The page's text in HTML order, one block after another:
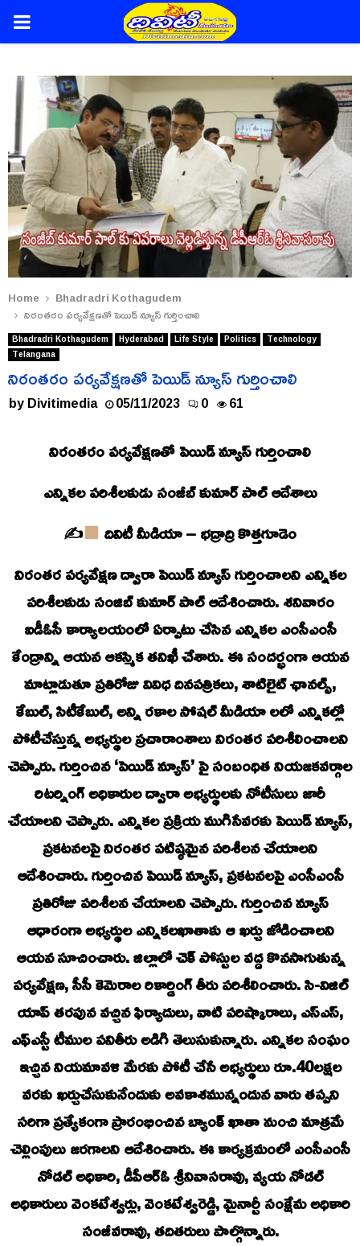
PRIMARY
Home
Bhadradri Kothagudem
నిరంతరం పర్యవేక్షణతో పెయిడ్ న్యూస్ గుర్తించాలి
Bhadradri Kothagudem Hyderabad Life Style Politics
Technology
Telangana
నిరంతరం పర్యవేక్షణతో పెయిడ్ న్యూస్ గుర్తించాలి
byDivitimedia 05/11/2023 0 61
నిరంతరం పర్యవేక్షణతో పెయిడ్ న్యూస్ గుర్తించాలి
ఎన్నికల పరిశీలకుడు సంజీబ్ కుమార్ పాల్ ఆదేశాలు
✍
దివిటీ మీడియా – భద్రాద్రి కొత్తగూడెం
నిరంతర పర్యవేక్షణ ద్వారా పెయిడ్ న్యూస్ గుర్తించాలని ఎన్నికల
పరిశీలకుడు సంజిబ్ కుమార్ పాల్ ఆదేశించారు. శనివారం
ఐడీఓసీ కార్యాలయంలో ఏర్పాటు చేసిన ఎన్నికల ఎంసీఎంసీ
కేంద్రాన్ని ఆయన ఆకస్మిక తనిఖీ చేశారు. ఈ సందర్భంగా ఆయన
మాట్లాడుతూ ప్రతిరోజు వివిధ దినపత్రికలు, శాటిలైట్ ఛానల్స్,
కేబుల్, సిటీకేబుల్, అన్ని రకాల సోషల్ మీడియా లలో ఎన్నికల్లో
పోటీచేస్తున్న అభ్యర్థుల ప్రచారాంశాలు నిరంతర పరిశీలించాలని
చెప్పారు. గుర్తించిన ‘పెయిడ్ న్యూస్’ పై సంబంధిత నియజకవర్గాల
రిటర్నింగ్ అధికారుల ద్వారా అభ్యర్థులకు నోటీసులు జారీ
చేయాలని చెప్పారు. ఎన్నికల ప్రక్రియ ముగిసేవరకు పెయిడ్ న్యూస్,
ప్రకటనలపై నిరంతర పటిష్ఠమైన పరిశీలన చేయాలని
ఆదేశించారు. గుర్తించిన పెయిడ్ న్యూస్, ప్రకటనలపై ఎంసీఎంసీ
ప్రతిరోజు పరిశీలన చేయాలని చెప్పారు. గుర్తించిన న్యూస్
ఆధారంగా అభ్యర్థుల ఎన్నికలఖాతాకు ఆ ఖర్చు జోడించాలని
ఆయన సూచించారు. జిల్లాలో చెక్ పోస్టుల వద్ద కొనసాగుతున్న
పర్యవేక్షణ, సీసీ కెమెరాల రికార్డింగ్ తీరు పరిశీలించారు. సి-విజిల్
యాప్ తరపున వచ్చిన ఫిర్యాదులు, వాటి పరిష్కారాలు, ఎస్ఎస్,
ఎఫ్ఎస్టీ టీముల పనితీరు అడిగి తెలుసుకున్నారు. ఎన్నికల సంఘం
ఇచ్చిన నియమావళి మేరకు పోటీ చేసే అభ్యర్థులు రూ.40లక్షల
వరకు ఖర్చుచేసుకునేందుకు అవకాశమున్నందున వారు తప్పని
సరిగా ప్రత్యేకంగా ప్రారంభించిన బ్యాంక్ ఖాతా నుంచి మాత్రమే
చెల్లింపులు జరగాలని ఆదేశించారు. ఈ కార్యక్రమంలో ఎంసీఎంసీ
నోడల్ అధికారి, డీపీఆర్ఓ శ్రీనివాసరావు, వ్యయ నోడల్
అధికారులు వెంకటేశ్వర్లు, వెంకటేశ్వరెడ్డి, మైనార్టీ సంక్షేమ అధికారి
సంజీవరావు, తదితరులు పాల్గొన్నారు.